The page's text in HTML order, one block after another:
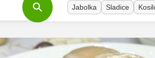
Jabolka Sladice